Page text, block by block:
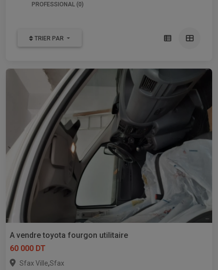
PROFESSIONAL (0)
TRIER PAR
A vendre toyota fourgon utilitaire
60 000 DT
Sfax Ville,Sfax